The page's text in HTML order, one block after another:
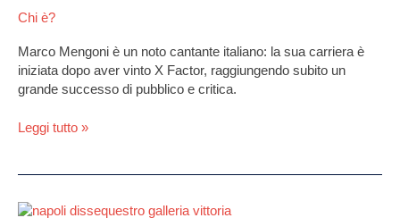
Chi è?
Marco Mengoni è un noto cantante italiano: la sua carriera è
iniziata dopo aver vinto X Factor, raggiungendo subito un
grande successo di pubblico e critica.
privata,
carriera,
Instagram,
fidanzata,
Leggi tutto »
Napoli,